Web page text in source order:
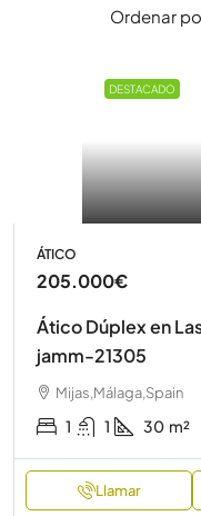
Ordenar
DESTACADO
ÁTICO
205.000€
Ático Dúplex en
jamm-21305
Mijas,Málaga,Spain
1 1 30 m²
Llamar